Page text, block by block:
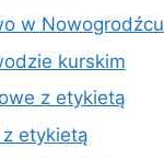
w Nowogrodźcu
kurskim
z etykietą
etykietą